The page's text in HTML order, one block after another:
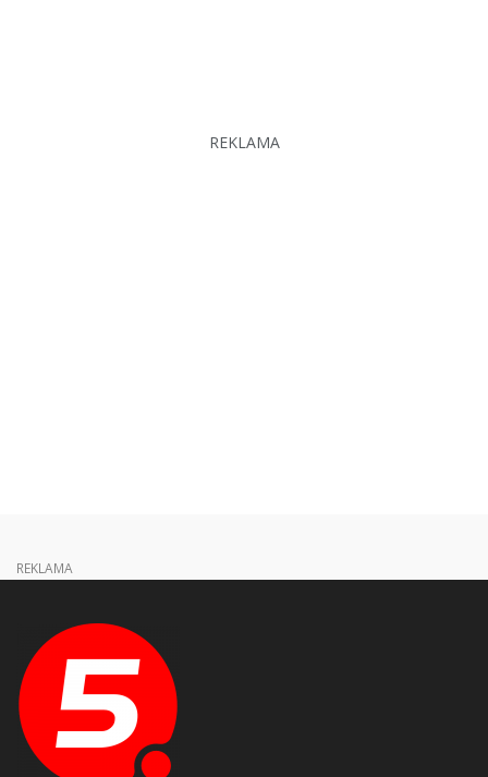
REKLAMA
REKLAMA